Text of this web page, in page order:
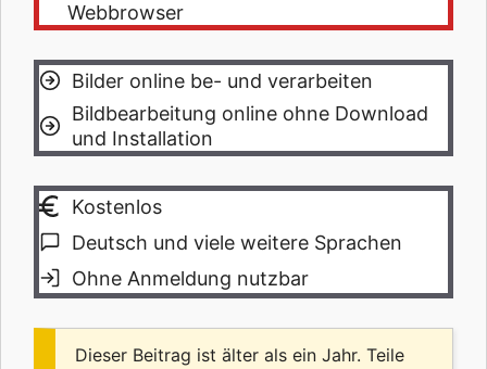
Webbrowser
Bilder online be- und verarbeiten
Bildbearbeitung online ohne Download
und Installation
Kostenlos
Deutsch und viele weitere Sprachen
Ohne Anmeldung nutzbar
Dieser Beitrag ist älter als ein Jahr. Teile